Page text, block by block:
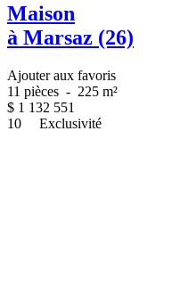
Maison
à Marsaz (26)
Ajouter aux favoris
11 pièces - 225 m²
$ 1 132 551
10
Exclusivité